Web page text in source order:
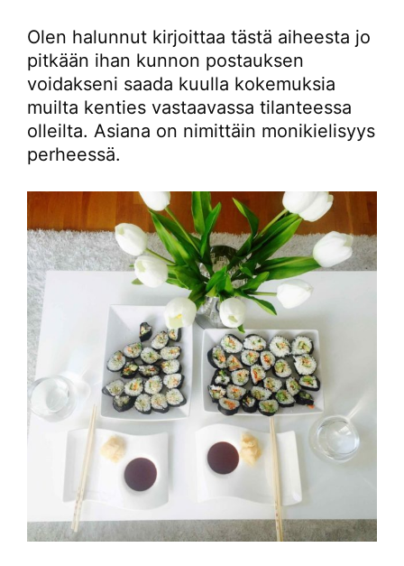
Olen halunnut kirjoittaa tästä aiheesta jo
pitkään ihan kunnon postauksen
voidakseni saada kuulla kokemuksia
muilta kenties vastaavassa tilanteessa
olleilta. Asiana on nimittäin monikielisyys
perheessä.